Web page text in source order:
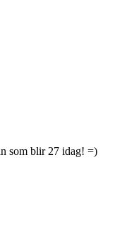
som blir 27 idag! =)